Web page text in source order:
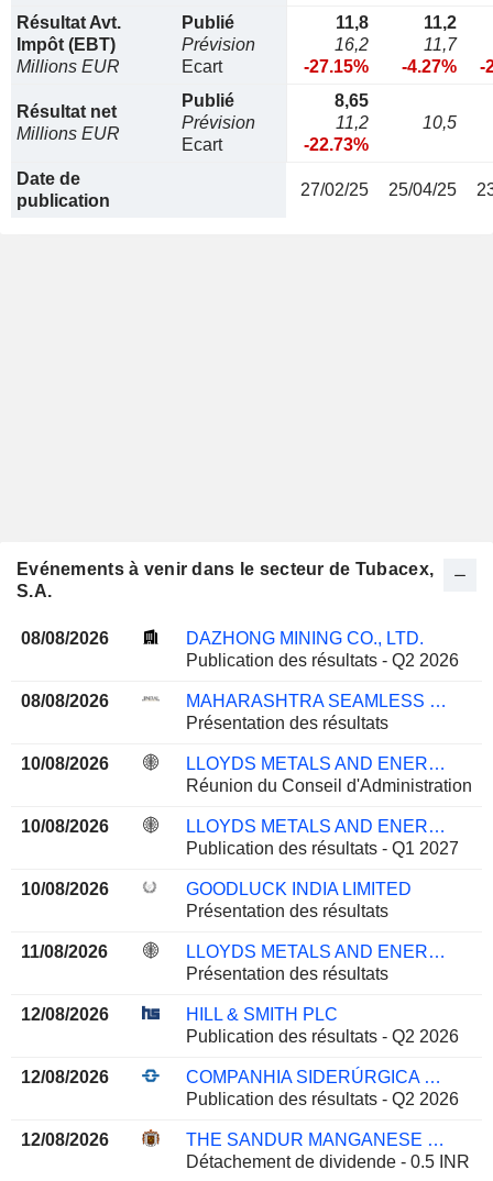
Résultat Avt.
Impôt (EBT)
Millions EUR
Publié
Prévision
Ecart
11,8
16,2
-27.15%
11,2
11,7
-4.27%
-
Résultat net
Millions EUR
Publié
Prévision
Ecart
8,65
11,2
-22.73%
10,5
Date de
publication
27/02/25 25/04/25
Evénements à venir dans le secteur de Tubacex,
S.A.
08/08/2026
DAZHONG MINING CO., LTD.
Publication des résultats - Q2 2026
08/08/2026
MAHARASHTRA SEAMLESS LIMITED
Présentation des résultats
10/08/2026
LLOYDS METALS AND ENERGY LIMITED
Réunion du Conseil d'Administration
10/08/2026
LLOYDS METALS AND ENERGY LIMITED
Publication des résultats - Q1 2027
10/08/2026
GOODLUCK INDIA LIMITED
Présentation des résultats
11/08/2026
LLOYDS METALS AND ENERGY LIMITED
Présentation des résultats
12/08/2026
HILL & SMITH PLC
Publication des résultats - Q2 2026
12/08/2026
COMPANHIA SIDERÚRGICA NACIONAL S.A.
Publication des résultats - Q2 2026
12/08/2026
THE SANDUR MANGANESE & IRON ORES LIMITED
Détachement de dividende - 0.5 INR